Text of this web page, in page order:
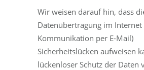
Wir weisen darauf hin, dass
Datenübertragung im Internet
Kommunikation per E-Mail)
Sicherheitslücken aufweisen
lückenloser Schutz der Daten